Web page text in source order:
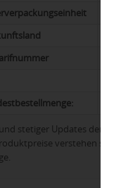
stetiger Updates der
verstehen sich